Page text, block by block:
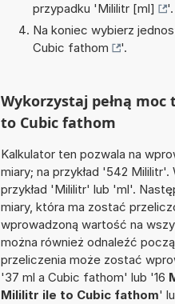
przypadku 'Mililitr [ml]
'.
Na koniec wybierz
Cubic fathom
'.
Wykorzystaj pełną
to Cubic fathom
Kalkulator ten pozwala na
miary; na przykład '542
przykład 'Mililitr' lub 'ml'.
miary, która ma zostać
wprowadzoną wartość na
można również odnaleźć
przeliczenia może zostać
'37 ml a Cubic fathom' lub '16
Mililitr ile to Cubic fathom'